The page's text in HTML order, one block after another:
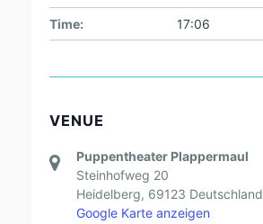
Time: 17:06
VENUE
Puppentheater Plappermaul
Steinhofweg 20
Heidelberg, 69123 Deutschland
Google Karte anzeigen